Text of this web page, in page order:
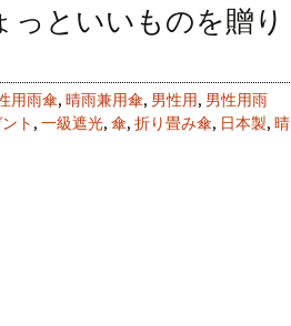
といいものを贈り
用雨傘, 晴雨兼用傘, 男性用, 男性用雨
ト , 一級遮光, 傘, 折り畳み傘, 日本製, 晴